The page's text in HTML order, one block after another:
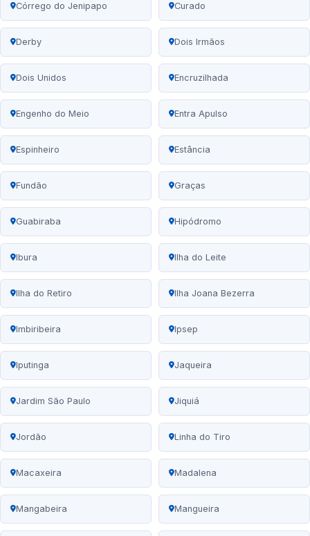
Córrego do Jenipapo Curado
Derby Dois Irmãos
Dois Unidos Encruzilhada
Engenho do Meio Entra Apulso
Espinheiro Estância
Fundão Graças
Guabiraba Hipódromo
Ibura Ilha do Leite
Ilha do Retiro Ilha Joana Bezerra
Imbiribeira Ipsep
Iputinga Jaqueira
Jardim São Paulo Jiquiá
Jordão Linha do Tiro
Macaxeira Madalena
Mangabeira Mangueira